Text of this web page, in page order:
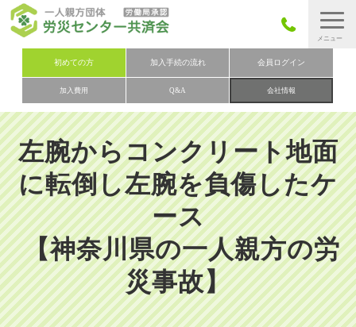
初めての方 加入手続の流れ 会員ログイン
加入費用 Q&A 会社情報
労災保険とは
労災保険の取りまとめ
労災保険加入手続きの流れ
加入費用
加入申込み
会社概要
お問い合わせ
会員メニュー
左腕からコンクリート地面
に転倒し左腕を負傷したケ
ース
【神奈川県の一人親方の労
災事故】